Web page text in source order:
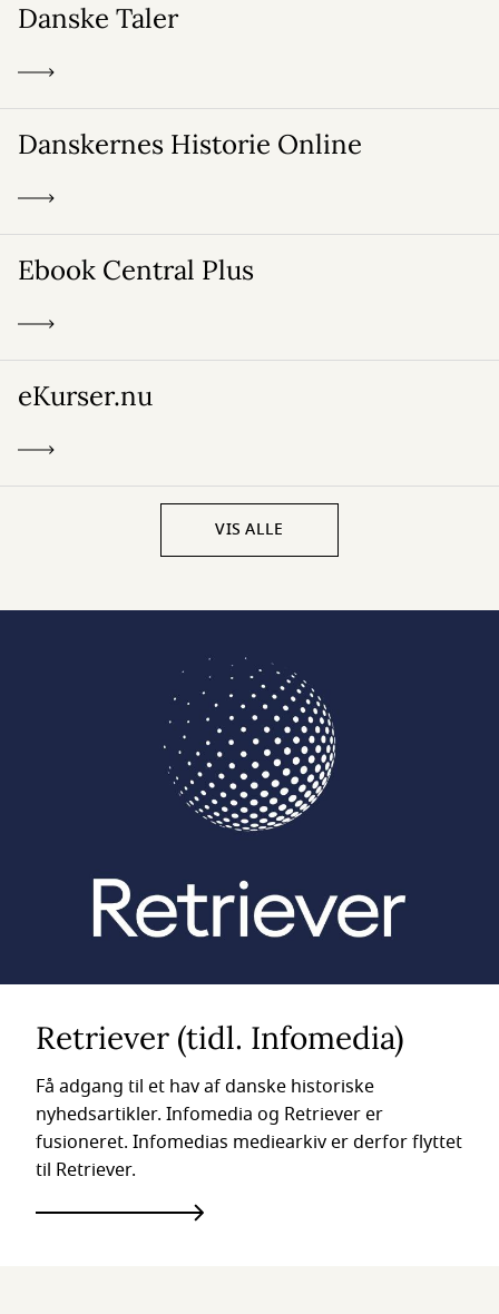
Danske Taler
Danskernes Historie Online
Ebook Central Plus
eKurser.nu
VIS ALLE
Retriever (tidl. Infomedia)
Få adgang til et hav af danske historiske
nyhedsartikler. Infomedia og Retriever er
fusioneret. Infomedias mediearkiv er derfor flyttet
til Retriever.